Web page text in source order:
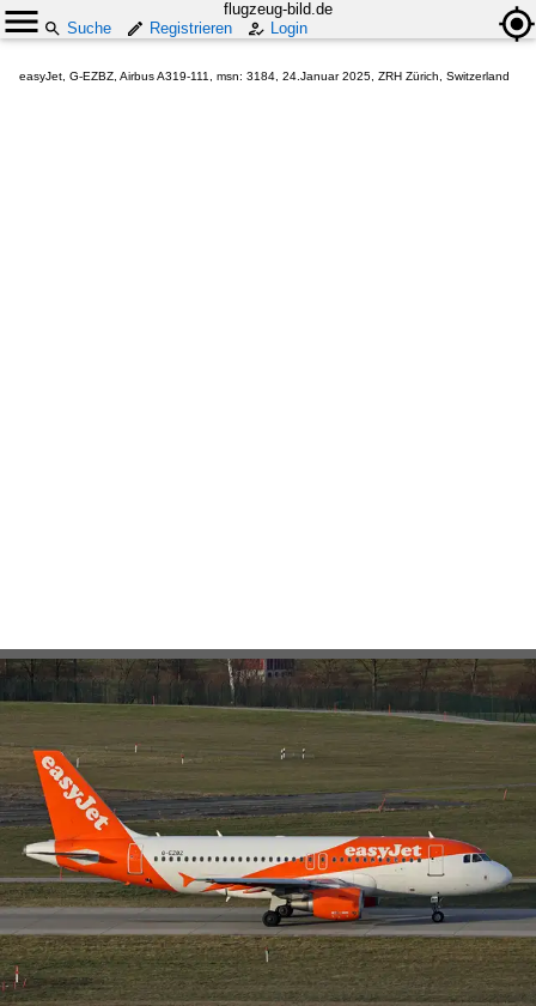
flugzeug-bild.de
Suche
Registrieren Login
easyJet, G-EZBZ, Airbus A319-111, msn: 3184, 24.Januar 2025, ZRH Zürich, Switzerland